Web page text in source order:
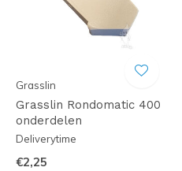
Grasslin
Grasslin Rondomatic 400
onderdelen
Deliverytime
€2,25